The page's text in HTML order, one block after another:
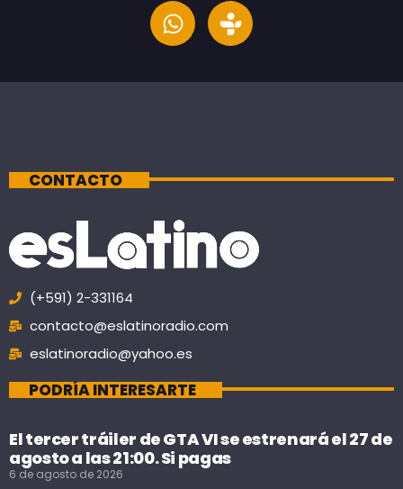
CONTACTO
(+591) 2-331164
contacto@eslatinoradio.com
eslatinoradio@yahoo.es
PODRÍA INTERESARTE
El tercer tráiler de GTA VI se estrenará el 27 de
agosto a las 21:00. Si pagas
6 de agosto de 2026